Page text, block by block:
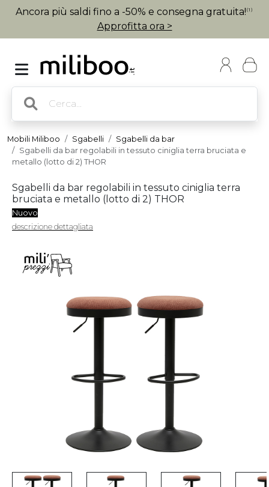
Ancora più saldi fino a -50% e consegna gratuita! (1)
Approfitta ora >
Mobili Miliboo Sgabelli
Sgabelli da bar
Sgabelli da bar regolabili in tessuto ciniglia terra bruciata e
metallo (lotto di 2) THOR
Sgabelli da bar regolabili in tessuto ciniglia terra
bruciata e metallo (lotto di 2) THOR
Nuovo
descrizione dettagliata